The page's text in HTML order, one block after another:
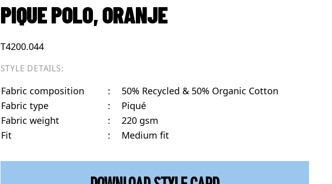
PIQUE POLO, ORANJE
T4200.044
STYLE DETAILS:
Fabric composition :
50% Recycled & 50% Organic Cotton
Fabric type
:
Piqué
Fabric weight
:
220 gsm
Fit
: Medium fit